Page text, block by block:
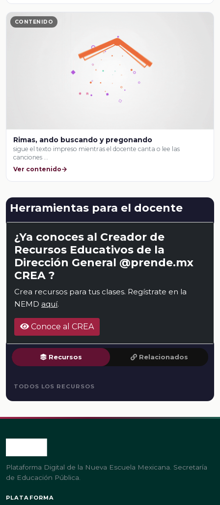
CONTENIDO
Rimas, ando buscando y pregonando
sigue el texto impreso mientras el docente canta o lee las
canciones …
Ver contenido
Herramientas para el docente
¿Ya conoces al Creador de
Recursos Educativos de la
Dirección General @prende.mx
CREA ?
Crea recursos para tus clases. Regístrate en la
NEMD aquí.
Conoce al CREA
Recursos Relacionados
TODOS LOS RECURSOS
Plataforma Digital de la Nueva Escuela Mexicana. Secretaría
de Educación Pública.
PLATAFORMA